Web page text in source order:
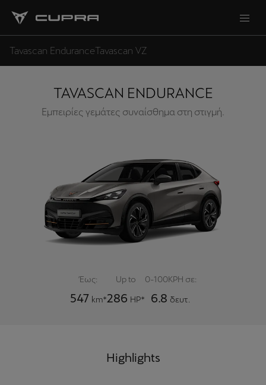
Tavascan EnduranceTavascan VZ
TAVASCAN ENDURANCE
Εμπειρίες γεμάτες συναίσθημα στη στιγμή.
Έως:
547 km*
Up to
286 HP*
0-100KPH σε:
6.8 δευτ.
Highlights